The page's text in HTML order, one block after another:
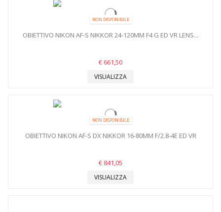
NON DISPONIBILE
OBIETTIVO NIKON AF-S NIKKOR 24-120MM F4 G ED VR LENS...
€ 661,50
VISUALIZZA
NON DISPONIBILE
OBIETTIVO NIKON AF-S DX NIKKOR 16-80MM F/2.8-4E ED VR
€ 841,05
VISUALIZZA